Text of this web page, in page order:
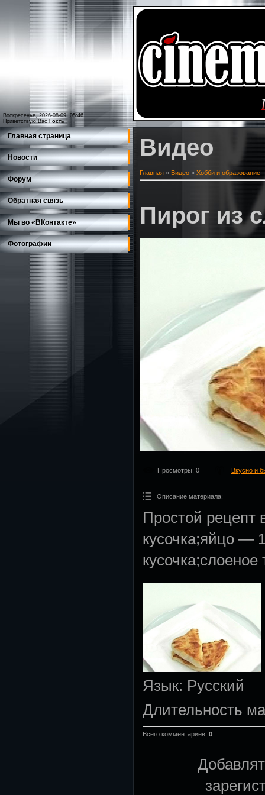
Воскресенье, 2026-08-09, 05:46
Приветствую Вас Гость
Главная страница
Новости
Форум
Обратная связь
Мы во «ВКонтакте»
Фотографии
Видео
Главная » Видео » Хобби и образование
Пирог из
Просмотры: 0 Вкусно и
Описание материала:
Простой рецепт
кусочка;яйцо —
кусочка;слоеное
Язык: Русский
Длительность
Всего комментариев: 0